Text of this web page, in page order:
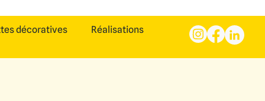
décoratives Réalisations